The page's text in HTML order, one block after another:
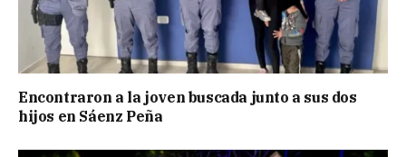
Encontraron a la joven buscada junto a sus dos
hijos en Sáenz Peña